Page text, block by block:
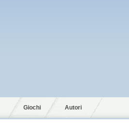
Giochi Autori